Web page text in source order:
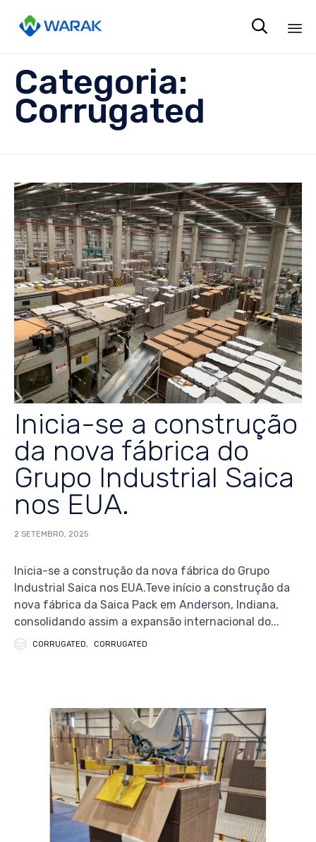

Categoria:
Corrugated
Inicia-se a construção
da nova fábrica do
Grupo Industrial Saica
nos EUA.
2 SETEMBRO, 2025
Inicia-se a construção da nova fábrica do Grupo
Industrial Saica nos EUA.Teve início a construção da
nova fábrica da Saica Pack em Anderson, Indiana,
consolidando assim a expansão internacional do...
 Category
CORRUGATED, CORRUGATED